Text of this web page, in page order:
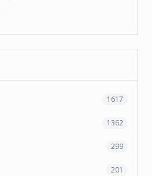
1617
1362
299
201